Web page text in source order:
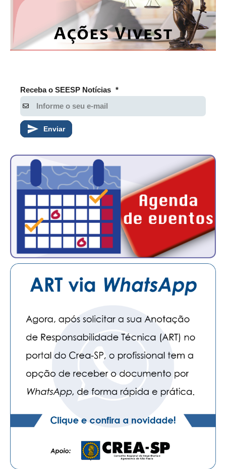
Receba o SEESP Notícias *
Enviar